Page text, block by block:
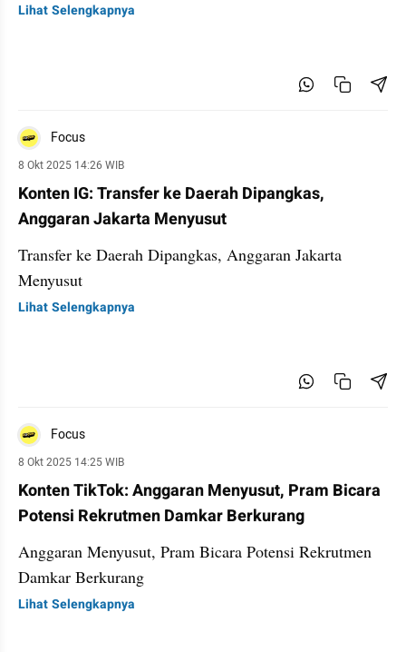
Lihat Selengkapnya
Focus
8 Okt 2025 14:26 WIB
Konten IG: Transfer ke Daerah Dipangkas,
Anggaran Jakarta Menyusut
Transfer ke Daerah Dipangkas, Anggaran Jakarta
Menyusut
Lihat Selengkapnya
Focus
8 Okt 2025 14:25 WIB
Konten TikTok: Anggaran Menyusut, Pram Bicara
Potensi Rekrutmen Damkar Berkurang
Anggaran Menyusut, Pram Bicara Potensi Rekrutmen
Damkar Berkurang
Lihat Selengkapnya